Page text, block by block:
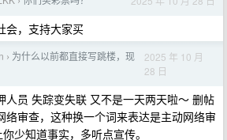
会，支持大家买
› 为什么以前都直接写跳楼，现
2025 年 10 月
28 日
人员 失踪变失联 又不是一天两天啦～ 删帖
络审查，这种换一个词来表达是主动网络审
少知道事实，多听点宣传。